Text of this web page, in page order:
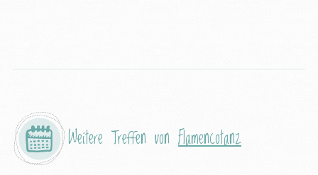
Weitere Treffen von Flamencotanz